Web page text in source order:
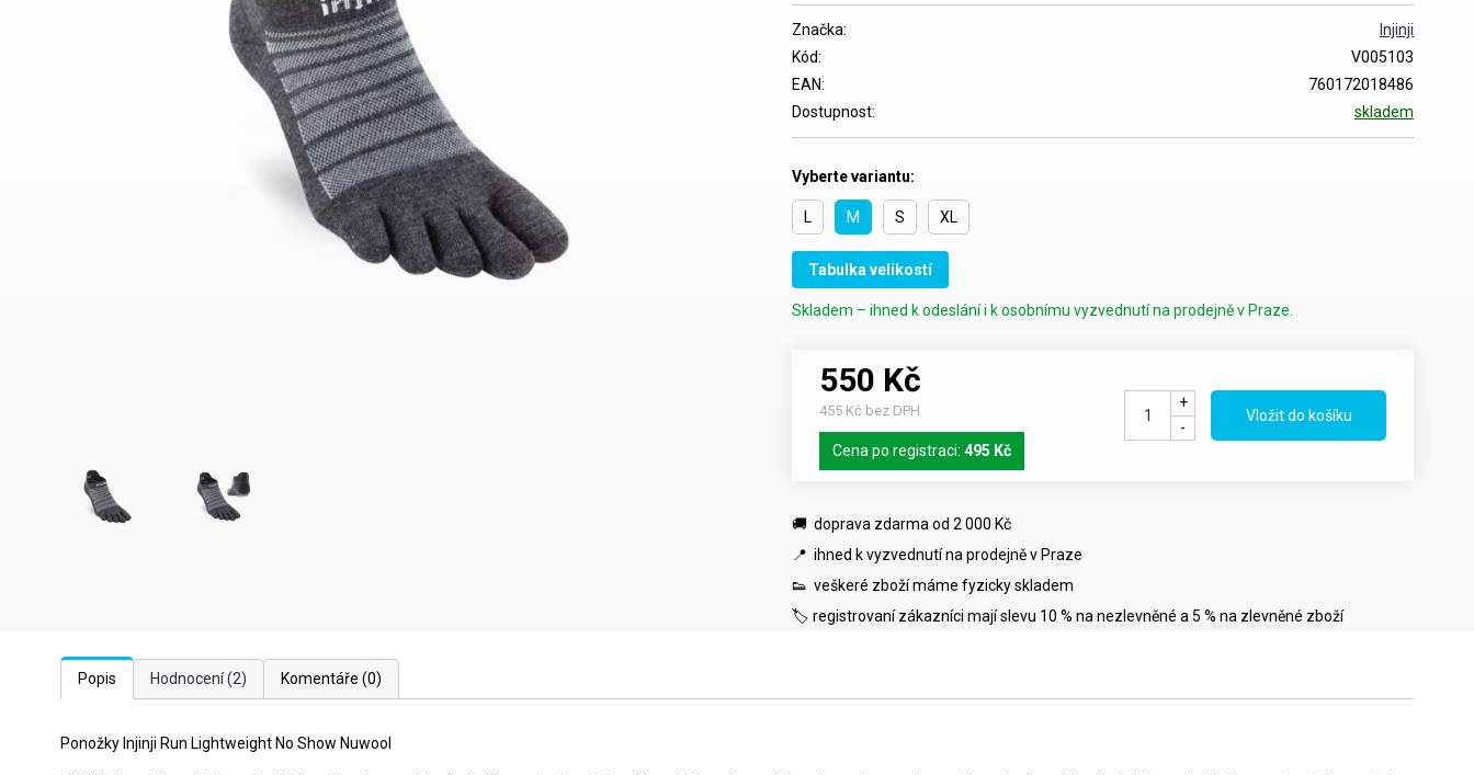
Injinji
Značka:
V005103
Kód:
760172018486
EAN:
skladem
Dostupnost:
Vyberte variantu:
L M S XL
Tabulka velikostí
Skladem – ihned k odeslání i k osobnímu vyzvednutí na prodejně v Praze.
550 Kč
455 Kč bez DPH
Cena po registraci: 495 Kč
+
-
🚚 doprava zdarma od 2 000 Kč
📍 ihned k vyzvednutí na prodejně v Praze
👟 veškeré zboží máme fyzicky skladem
🏷️ registrovaní zákazníci mají slevu 10 % na nezlevněné a 5 % na zlevněné zboží
Popis Hodnocení(2) Komentáře (0)
Ponožky Injinji Run Lightweight No Show Nuwool